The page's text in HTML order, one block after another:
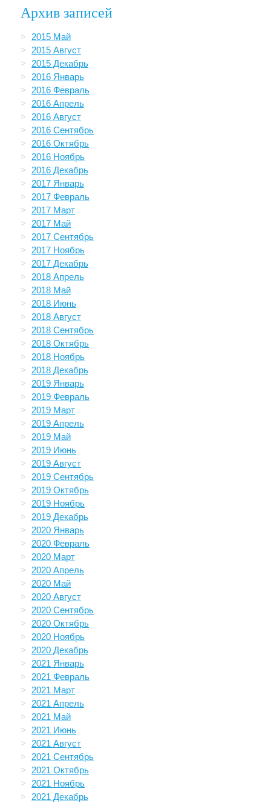
Архив записей
2015 Май
2015 Август
2015 Декабрь
2016 Январь
2016 Февраль
2016 Апрель
2016 Август
2016 Сентябрь
2016 Октябрь
2016 Ноябрь
2016 Декабрь
2017 Январь
2017 Февраль
2017 Март
2017 Май
2017 Сентябрь
2017 Ноябрь
2017 Декабрь
2018 Апрель
2018 Май
2018 Июнь
2018 Август
2018 Сентябрь
2018 Октябрь
2018 Ноябрь
2018 Декабрь
2019 Январь
2019 Февраль
2019 Март
2019 Апрель
2019 Май
2019 Июнь
2019 Август
2019 Сентябрь
2019 Октябрь
2019 Ноябрь
2019 Декабрь
2020 Январь
2020 Февраль
2020 Март
2020 Апрель
2020 Май
2020 Август
2020 Сентябрь
2020 Октябрь
2020 Ноябрь
2020 Декабрь
2021 Январь
2021 Февраль
2021 Март
2021 Апрель
2021 Май
2021 Июнь
2021 Август
2021 Сентябрь
2021 Октябрь
2021 Ноябрь
2021 Декабрь